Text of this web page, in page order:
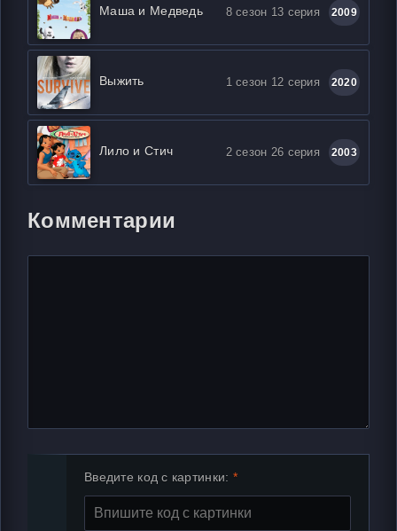
Маша и Медведь 8 сезон 13 серия 2009
Выжить 1 сезон 12 серия 2020
Лило и Стич 2 сезон 26 серия 2003
Комментарии
Введите код с картинки: